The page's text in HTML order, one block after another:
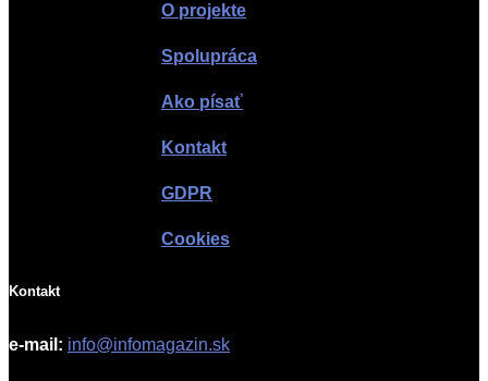
O projekte
Spolupráca
Ako písať
Kontakt
GDPR
Cookies
Kontakt
e-mail: info@infomagazin.sk